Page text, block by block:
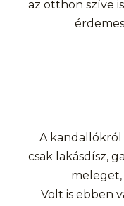
az otthon szíve
A
csak lakásdísz,
Volt is ebben